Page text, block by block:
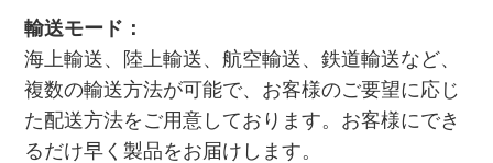
輸送モード：
海上輸送、陸上輸送、航空輸送、鉄道輸送など、
複数の輸送方法が可能で、お客様のご要望に応じ
た配送方法をご用意しております。お客様にでき
るだけ早く製品をお届けします。